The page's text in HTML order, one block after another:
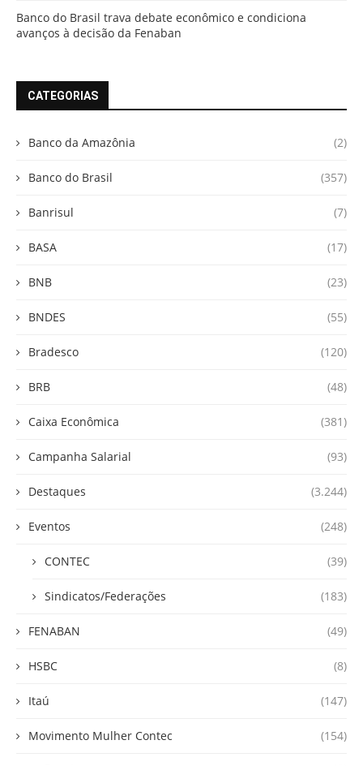
Banco do Brasil trava debate econômico e condiciona
avanços à decisão da Fenaban
CATEGORIAS
Banco da Amazônia (2)
Banco do Brasil (357)
Banrisul (7)
BASA (17)
BNB (23)
BNDES (55)
Bradesco (120)
BRB (48)
Caixa Econômica (381)
Campanha Salarial (93)
Destaques (3.244)
Eventos (248)
CONTEC (39)
Sindicatos/Federações (183)
FENABAN (49)
HSBC (8)
Itaú (147)
Movimento Mulher Contec (154)